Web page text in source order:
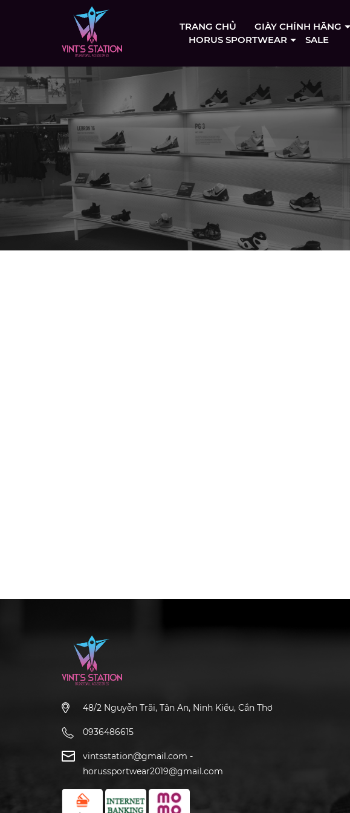
TRANG CHỦ GIÀY CHÍNH HÃNG
HORUS SPORTWEAR
SALE
48/2 Nguyễn Trãi, Tân An, Ninh Kiều, Cần Thơ
0936486615
vintsstation@gmail.com -
horussportwear2019@gmail.com